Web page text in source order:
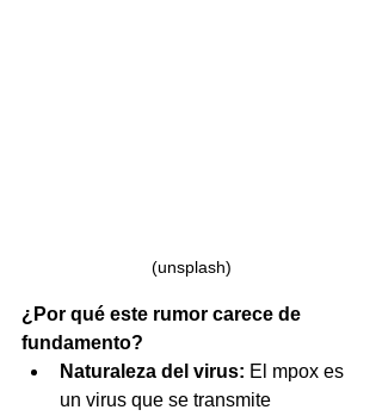
(unsplash)
¿Por qué este rumor carece de
fundamento?
Naturaleza del virus: El mpox es
un virus que se transmite